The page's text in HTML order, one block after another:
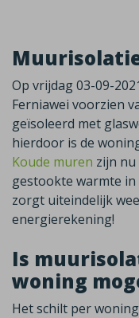
Op vrijdag 03-09-
Ferniawei voorzien
geïsoleerd met
hierdoor is de
Koude muren zijn
gestookte warmte
zorgt uiteindelijk
energierekening!
Is
woning
Het schilt per